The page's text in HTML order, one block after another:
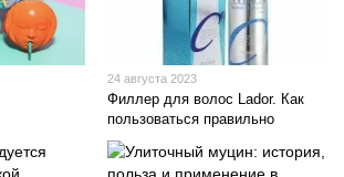
24 августа 2023
Филлер для волос Lador. Как
пользоваться правильно